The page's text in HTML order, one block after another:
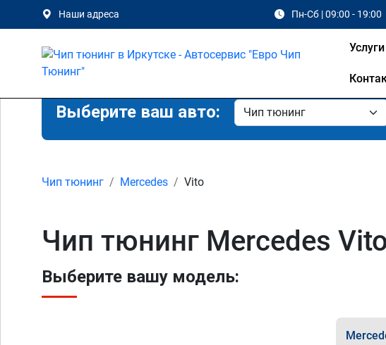
Наши адреса Пн-Сб | 09:00 - 19:00
Услуги
Выберите ваш авто:
Чип тюнинг Mercedes Vito
Чип тюнинг Mercedes
Выберите вашу модель: